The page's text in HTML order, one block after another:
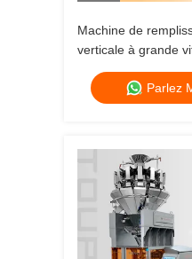
Machine de
verticale à grande
peseuse
Parlez